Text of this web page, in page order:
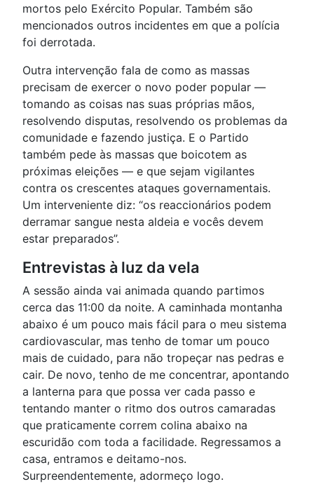
mortos pelo Exército Popular. Também são
mencionados outros incidentes em que a polícia
foi derrotada.
Outra intervenção fala de como as massas
precisam de exercer o novo poder popular —
tomando as coisas nas suas próprias mãos,
resolvendo disputas, resolvendo os problemas da
comunidade e fazendo justiça. E o Partido
também pede às massas que boicotem as
próximas eleições — e que sejam vigilantes
contra os crescentes ataques governamentais.
Um interveniente diz: “os reaccionários podem
derramar sangue nesta aldeia e vocês devem
estar preparados”.
Entrevistas à luz da vela
A sessão ainda vai animada quando partimos
cerca das 11:00 da noite. A caminhada montanha
abaixo é um pouco mais fácil para o meu sistema
cardiovascular, mas tenho de tomar um pouco
mais de cuidado, para não tropeçar nas pedras e
cair. De novo, tenho de me concentrar, apontando
a lanterna para que possa ver cada passo e
tentando manter o ritmo dos outros camaradas
que praticamente correm colina abaixo na
escuridão com toda a facilidade. Regressamos a
casa, entramos e deitamo-nos.
Surpreendentemente, adormeço logo.